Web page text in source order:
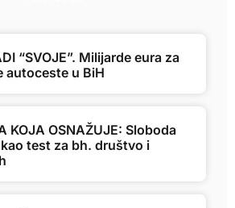
“SVOJE”. Milijarde eura za
autoceste u BiH
KOJA OSNAŽUJE: Sloboda
test za bh. društvo i